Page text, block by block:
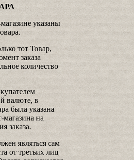
указаны
тот Товар,
заказа
количество
валюте, в
была указана
магазина на
заказа.
являться сам
от третьих лиц